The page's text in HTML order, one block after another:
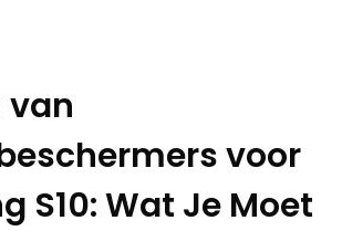
van
voor
S10: Wat Je Moet